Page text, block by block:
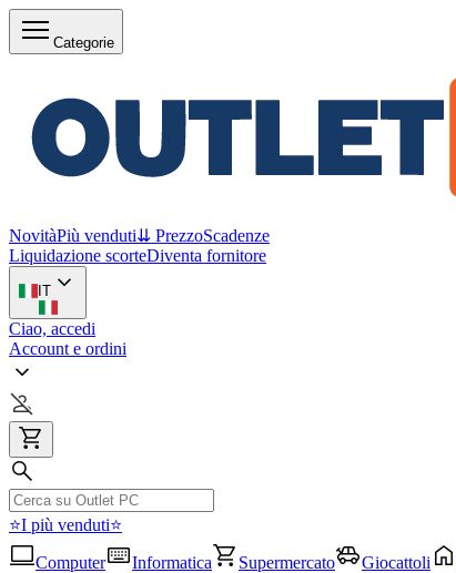
Categorie
NovitàPiù venduti⇊ PrezzoScadenze
Liquidazione scorteDiventa fornitore
IT
Ciao, accedi
Account e ordini
⭐I più venduti⭐
Computer
Informatica Supermercato Giocattoli